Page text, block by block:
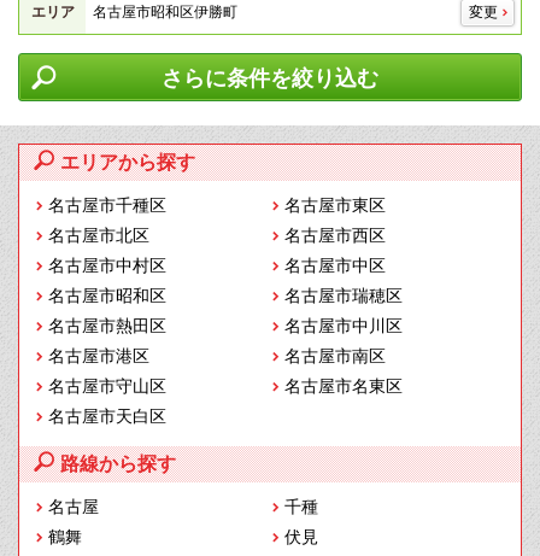
エリア 名古屋市昭和区伊勝町 変更
さらに条件を絞り込む
エリアから探す
名古屋市千種区
名古屋市東区
名古屋市北区
名古屋市西区
名古屋市中村区
名古屋市中区
名古屋市昭和区
名古屋市瑞穂区
名古屋市熱田区
名古屋市中川区
名古屋市港区
名古屋市南区
名古屋市守山区
名古屋市名東区
名古屋市天白区
路線から探す
名古屋
千種
鶴舞
伏見